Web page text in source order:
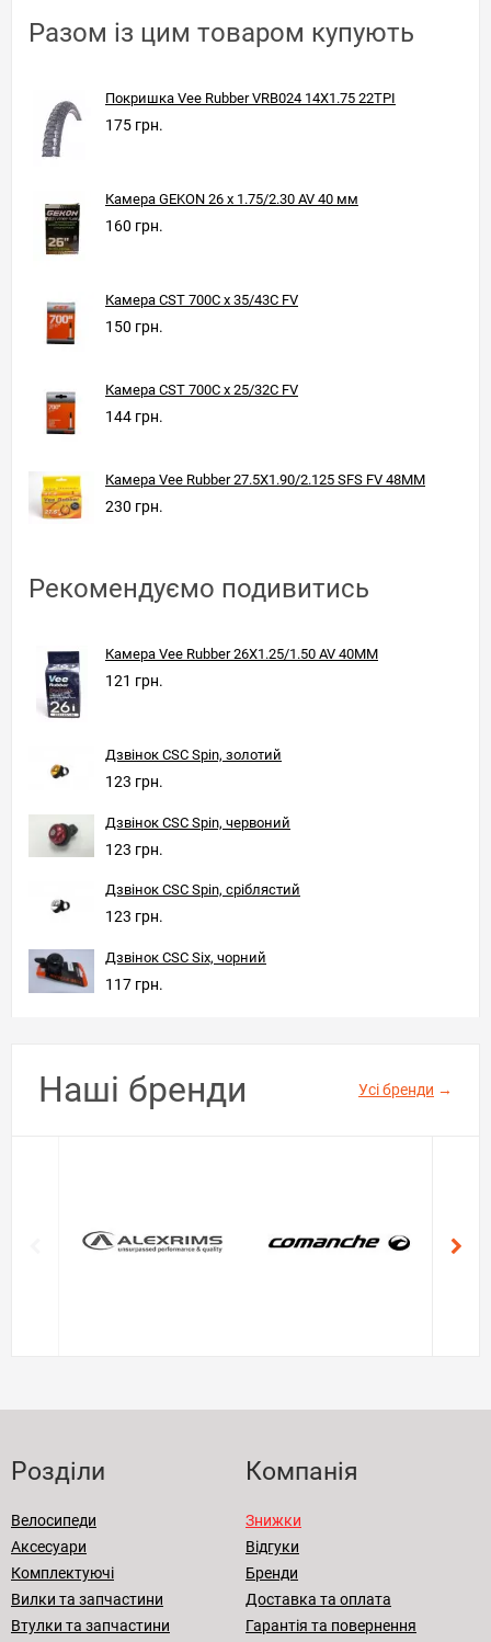
Разом із цим товаром купують
Покришка Vee Rubber VRB024 14X1.75 22TPI
175 грн.
Камера GEKON 26 x 1.75/2.30 AV 40 мм
160 грн.
Камера CST 700C x 35/43C FV
150 грн.
Камера CST 700C x 25/32C FV
144 грн.
Камера Vee Rubber 27.5X1.90/2.125 SFS FV 48ММ
230 грн.
Рекомендуємо подивитись
Камера Vee Rubber 26X1.25/1.50 AV 40MM
121 грн.
Дзвінок CSC Spin, золотий
123 грн.
Дзвінок CSC Spin, червоний
123 грн.
Дзвінок CSC Spin, сріблястий
123 грн.
Дзвінок CSC Six, чорний
117 грн.
Наші бренди Усі бренди →
Розділи
Велосипеди
Аксесуари
Комплектуючі
Вилки та запчастини
Втулки та запчастини
Компанія
Знижки
Відгуки
Бренди
Доставка та оплата
Гарантія та повернення